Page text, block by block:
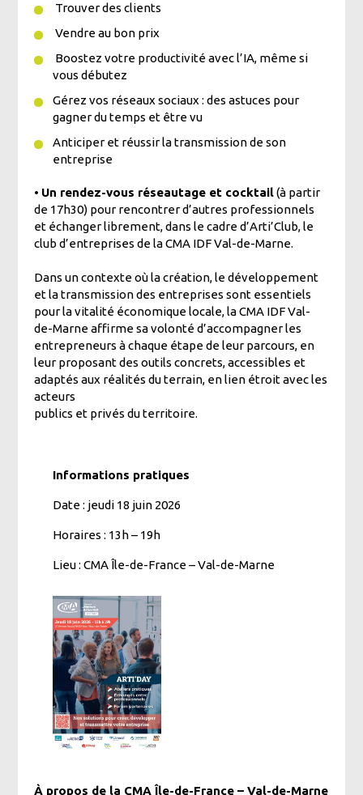
Trouver des clients
Vendre au bon prix
Boostez votre productivité avec l’IA, même si
vous débutez
Gérez vos réseaux sociaux : des astuces pour
gagner du temps et être vu
Anticiper et réussir la transmission de son
entreprise
• Un rendez-vous réseautage et cocktail(à partir
de 17h30) pour rencontrer d’autres professionnels
et échanger librement, dans le cadre d’Arti’Club, le
club d’entreprises de la CMA IDF Val-de-Marne.
Dans un contexte où la création, le développement
et la transmission des entreprises sont essentiels
pour la vitalité économique locale, la CMA IDF Val-
de-Marne affirme sa volonté d’accompagner les
entrepreneurs à chaque étape de leur parcours, en
leur proposant des outils concrets, accessibles et
adaptés aux réalités du terrain, en lien étroit avec les
acteurs
publics et privés du territoire.
Informations pratiques
Date : jeudi 18 juin 2026
Horaires : 13h – 19h
Lieu : CMA Île-de-France – Val-de-Marne
Public : créateurs et dirigeants d’entreprise
Événement gratuit
Pour s’inscrire à l’événement :
ARTI'DAY - CMA ÎDF VAL-DE-MARNE |
CMA ÎDF
À propos de la CMA Île-de-France – Val-de-Marne